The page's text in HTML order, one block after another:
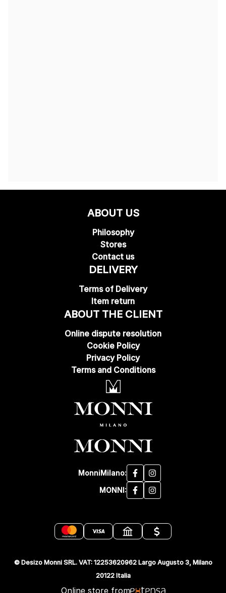
ABOUT US
Philosophy
Stores
Contact us
DELIVERY
Terms of Delivery
Item return
ABOUT THE CLIENT
Online dispute resolution
Cookie Policy
Privacy Policy
Terms and Conditions
MonniMilano:
MONNI:
© Desizo Monni SRL. VAT: 12253620962 Largo Augusto 3, Milano
20122 Italia
Online store from